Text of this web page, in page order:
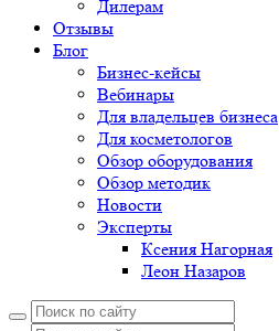
Дилерам
Отзывы
Блог
Бизнес-кейсы
Вебинары
Для владельцев бизнеса
Для косметологов
Обзор оборудования
Обзор методик
Новости
Эксперты
Ксения Нагорная
Леон Назаров